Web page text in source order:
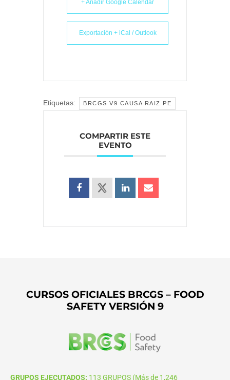
+ Añadir Google Calendar
Exportación + iCal / Outlook
Etiquetas: BRCGS V9 CAUSA RAIZ PE
COMPARTIR ESTE
EVENTO
CURSOS OFICIALES BRCGS – FOOD
SAFETY VERSIÓN 9
GRUPOS EJECUTADOS: 113 GRUPOS (Más de 1,246